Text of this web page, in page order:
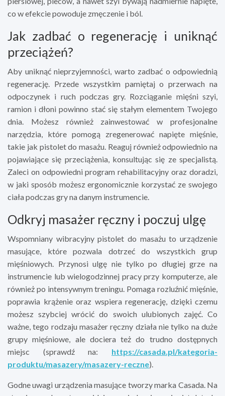
co w efekcie powoduje zmęczenie i ból.
Jak zadbać o regenerację i uniknąć
przeciążeń?
Aby uniknąć nieprzyjemności, warto zadbać o odpowiednią
regenerację. Przede wszystkim pamiętaj o przerwach na
odpoczynek i ruch podczas gry. Rozciąganie mięśni szyi,
ramion i dłoni powinno stać się stałym elementem Twojego
dnia. Możesz również zainwestować w profesjonalne
narzędzia, które pomogą zregenerować napięte mięśnie,
takie jak pistolet do masażu. Reaguj również odpowiednio na
pojawiające się przeciążenia, konsultując się ze specjalistą.
Zaleci on odpowiedni program rehabilitacyjny oraz doradzi,
w jaki sposób możesz ergonomicznie korzystać ze swojego
ciała podczas gry na danym instrumencie.
Odkryj masażer ręczny i poczuj ulgę
Wspomniany wibracyjny pistolet do masażu to urządzenie
masujące, które pozwala dotrzeć do wszystkich grup
mięśniowych. Przynosi ulgę nie tylko po długiej grze na
instrumencie lub wielogodzinnej pracy przy komputerze, ale
również po intensywnym treningu. Pomaga rozluźnić mięśnie,
poprawia krążenie oraz wspiera regenerację, dzięki czemu
możesz szybciej wrócić do swoich ulubionych zajęć. Co
ważne, tego rodzaju masażer ręczny działa nie tylko na duże
grupy mięśniowe, ale dociera też do trudno dostępnych
miejsc (sprawdź na: https://casada.pl/kategoria-
produktu/masazery/masazery-reczne).
Godne uwagi urządzenia masujące tworzy marka Casada. Na